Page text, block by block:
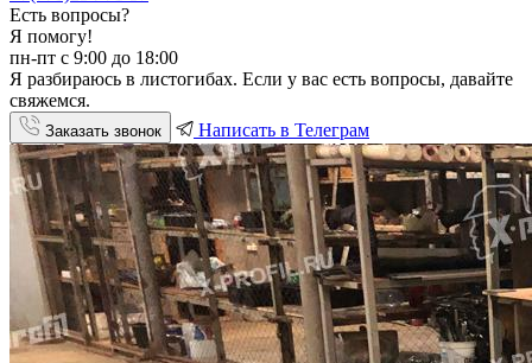
Есть вопросы?
Я помогу!
пн-пт с 9:00 до 18:00
Я разбираюсь в листогибах. Если у вас есть вопросы, давайте
свяжемся.
Заказать звонок Написать в Телеграм